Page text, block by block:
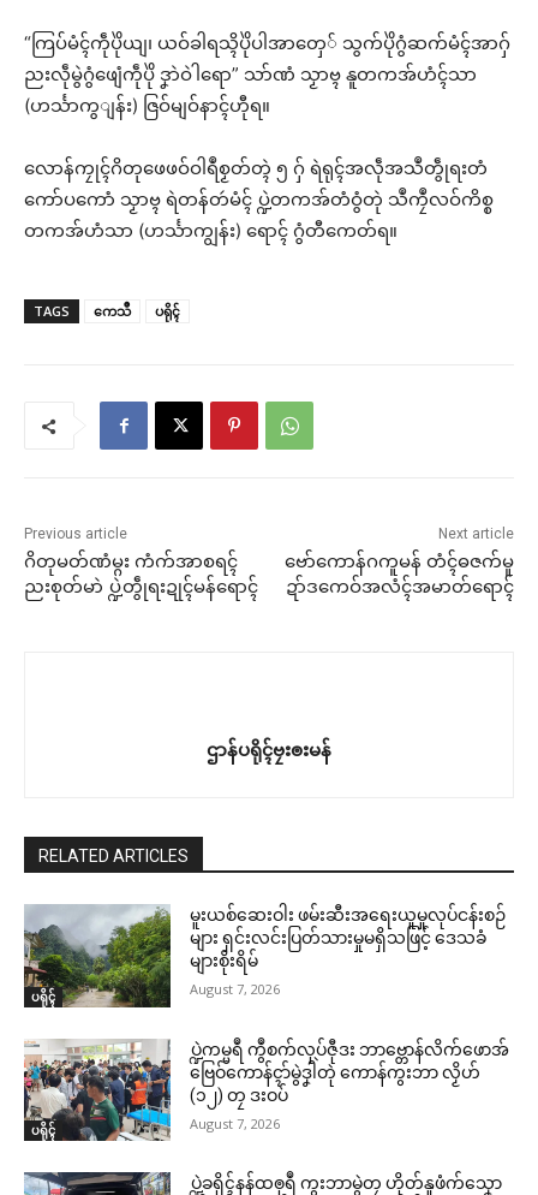
“ကြပ်မံၚ်ကဵုပိုဲယျ၊ ယဝ်ခါရသ္ၚိပိုဲပါအာတှေ် သွက်ပိုဲဂွံဆက်မံၚ်အာဂှ်
ညးလဵုမွဲဂွံဖျေံကဵုပိုဲ ဒၞာဲဝဲါရော” သာ်ဏံ သၟာဗ္ၚ နူတကအ်ဟံၚ်သာ
(ဟၚ်္သာကွျန်း) ဇြဝ်မျဝ်နာၚ်ဟီုရ။
လောန်ကၠုၚ်ဂိတုဖေဖဝ်ဝါရဳစၟတ်တ္ၚဲ ၅ ဂှ် ရဲရုၚ်အလဵုအသဳတွဵုရးတံ
ကော်ပကောံ သၟာဗ္ၚ ရဲတန်တဴမံၚ် ပ္ဍဲတကအ်တံဝွံတုဲ သဳကၠဳလဝ်ကိစ္စ
တကအ်ဟံသာ (ဟၚ်္သာကျွန်း) ရောၚ် ဂွံတီကေတ်ရ။
TAGS ကေသဳ ပရိုၚ်
Previous article
ဂိတုမတ်ဏံမ္ဂး ကံက်အာစရၚ်
ညးစုတ်မာဲ ပ္ဍဲတွဵုရးဍုၚ်မန်ရောၚ်
Next article
ဗော်ကောန်ဂကူမန် တံၚ်ဓဇက်မူ
ဍာ်ဒကေဝ်အလံၚ်အမာတ်ရောၚ်
ဌာန်ပရိုၚ်ဗၠးၜးမန်
RELATED ARTICLES
ပရိုၚ်
မူးယစ်ဆေးဝါး ဖမ်းဆီးအရေးယူမှုလုပ်ငန်းစဉ်
များ ရှင်းလင်းပြတ်သားမှုမရှိသဖြင့် ဒေသခံ
များစိုးရိမ်
August 7, 2026
ပရိုၚ်
ပ္ဍဲကမ္မရဳ ကွဳစက်လုပ်ဇီုဒး ဘာဗ္တောန်လိက်ဖောအ်
ဗြေဝ်ကောန်ၚာ်မွဲဒၞါဲတုဲ ကောန်ကွးဘာ လၟိဟ်
(၁၂) တၠ ဒးဝပ်
August 7, 2026
ပ္ဍဲခရိုၚ်နန်ထၜုရဳ ကွးဘာမွဲတၠ ဟိုတ်နူဖံက်သၞော